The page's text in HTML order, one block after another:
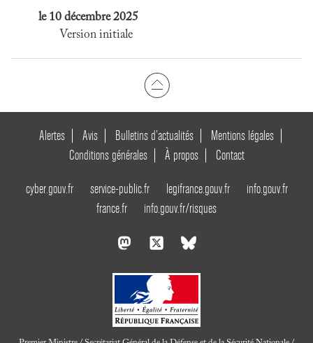
le 10 décembre 2025
Version initiale
Alertes Avis Bulletins d’actualités
Mentions légales
Conditions générales
À propos Contact
cyber.gouv.fr service-public.fr legifrance.gouv.fr
info.gouv.fr
france.fr
info.gouv.fr/risques